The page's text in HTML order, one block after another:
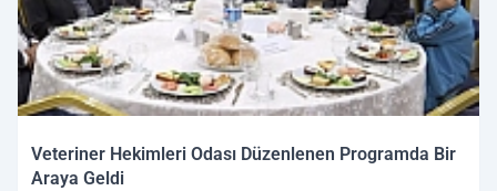
Veteriner Hekimleri Odası Düzenlenen Programda Bir
Araya Geldi